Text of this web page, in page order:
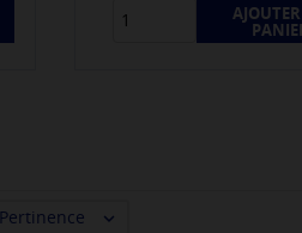
Pertinence 